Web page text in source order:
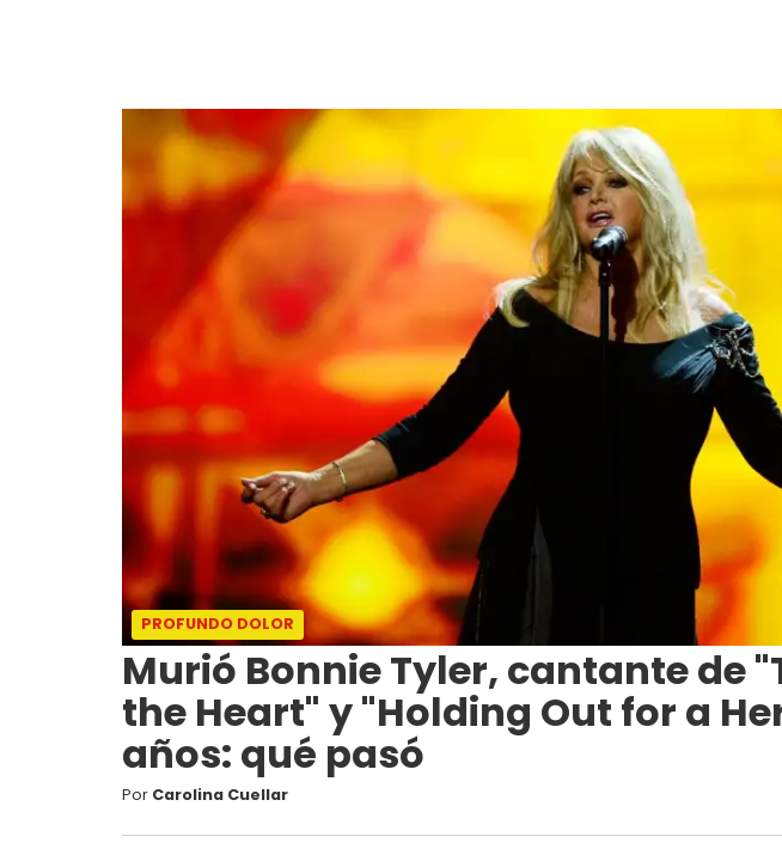
PROFUNDO DOLOR
Murió Bonnie Tyler, cantante de
the Heart" y "Holding Out for a
años: qué pasó
Por Carolina Cuellar